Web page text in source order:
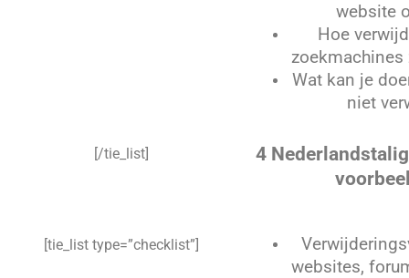
website
Hoe
zoekmachines
Wat kan je
niet
[/tie_list]
4
[tie_list type=”checklist”]
websites,